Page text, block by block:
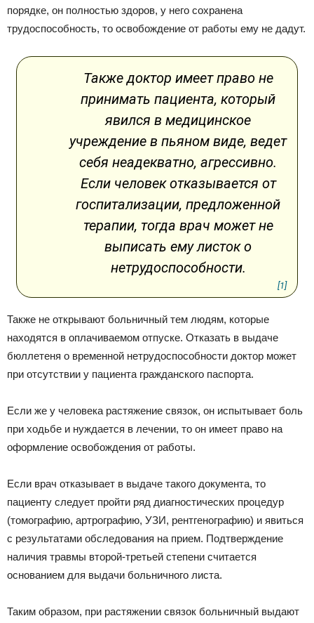
порядке, он полностью здоров, у него сохранена
трудоспособность, то освобождение от работы ему не дадут.
Также доктор имеет право не
принимать пациента, который
явился в медицинское
учреждение в пьяном виде, ведет
себя неадекватно, агрессивно.
Если человек отказывается от
госпитализации, предложенной
терапии, тогда врач может не
выписать ему листок о
нетрудоспособности.
[1]
Также не открывают больничный тем людям, которые
находятся в оплачиваемом отпуске. Отказать в выдаче
бюллетеня о временной нетрудоспособности доктор может
при отсутствии у пациента гражданского паспорта.
Если же у человека растяжение связок, он испытывает боль
при ходьбе и нуждается в лечении, то он имеет право на
оформление освобождения от работы.
Если врач отказывает в выдаче такого документа, то
пациенту следует пройти ряд диагностических процедур
(томографию, артрографию, УЗИ, рентгенографию) и явиться
с результатами обследования на прием. Подтверждение
наличия травмы второй-третьей степени считается
основанием для выдачи больничного листа.
Таким образом, при растяжении связок больничный выдают